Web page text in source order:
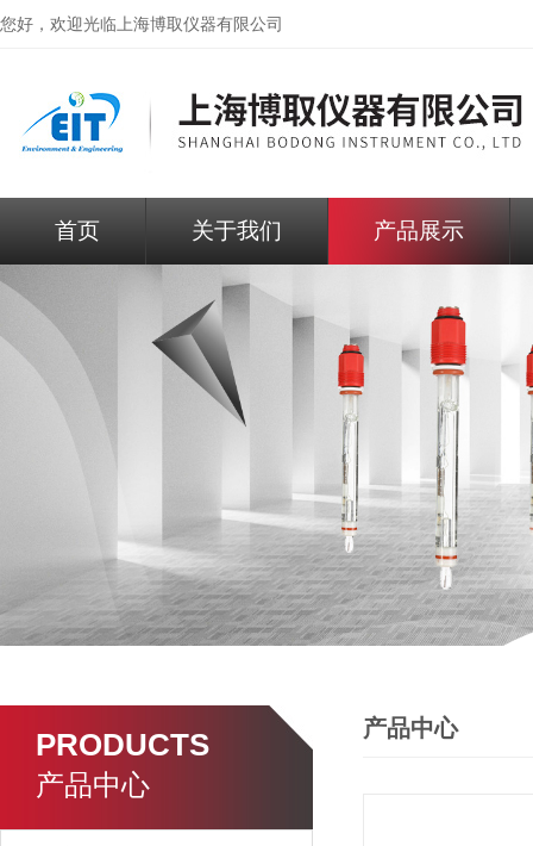
您好，欢迎光临上海博取仪器有限公司
首页 关于我们 产品展示
PRODUCTS
产品中心
产品中心